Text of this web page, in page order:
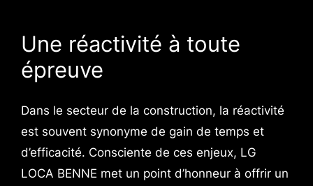
Une réactivité à toute
épreuve
Dans le secteur de la construction, la réactivité
est souvent synonyme de gain de temps et
d’efficacité. Consciente de ces enjeux, LG
LOCA BENNE met un point d’honneur à offrir un